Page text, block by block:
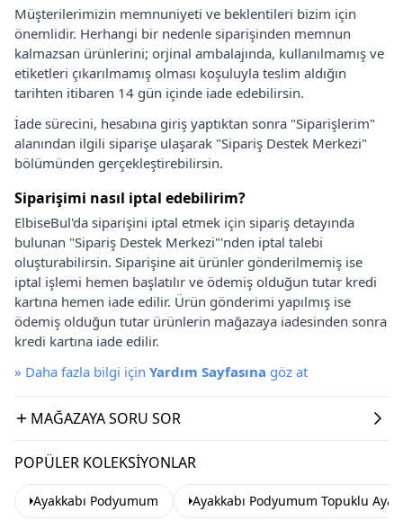
Müşterilerimizin memnuniyeti ve beklentileri bizim için
önemlidir. Herhangi bir nedenle siparişinden memnun
kalmazsan ürünlerini; orjinal ambalajında, kullanılmamış ve
etiketleri çıkarılmamış olması koşuluyla teslim aldığın
tarihten itibaren 14 gün içinde iade edebilirsin.
İade sürecini, hesabına giriş yaptıktan sonra "Siparişlerim"
alanından ilgili siparişe ulaşarak "Sipariş Destek Merkezi"
bölümünden gerçekleştirebilirsin.
Siparişimi nasıl iptal edebilirim?
ElbiseBul'da siparişini iptal etmek için sipariş detayında
bulunan "Sipariş Destek Merkezi"'nden iptal talebi
oluşturabilirsin. Siparişine ait ürünler gönderilmemiş ise
iptal işlemi hemen başlatılır ve ödemiş olduğun tutar kredi
kartına hemen iade edilir. Ürün gönderimi yapılmış ise
ödemiş olduğun tutar ürünlerin mağazaya iadesinden sonra
kredi kartına iade edilir.
» Daha fazla bilgi için Yardım Sayfasına göz at
MAĞAZAYA SORU SOR
POPÜLER KOLEKSIYONLAR
Ayakkabı Podyumum Ayakkabı Podyumum Topuklu